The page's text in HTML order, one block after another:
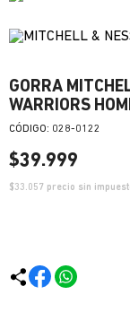
GORRA
WARRIORS
: 028-0122
$39.999
$33.057 precio sin